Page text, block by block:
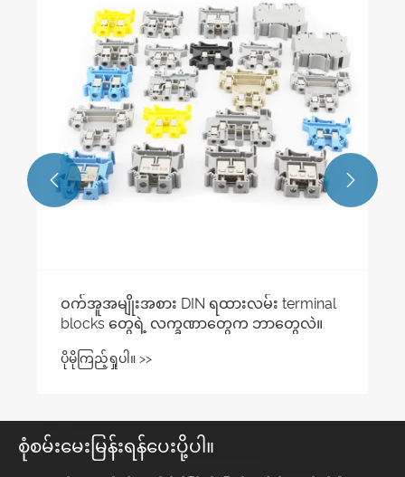
လက္ခဏာများကား အဘယ်နည်း။
ပိုမိုကြည့်ရှုပါ။ >>
 
စုံစမ်းမေးမြန်းရန်ပေးပို့ပါ။